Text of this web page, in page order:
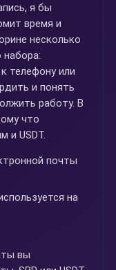
я бы
время и
несколько
телефону или
и понять
работу. В
что
и USDT.
почты
на
вы